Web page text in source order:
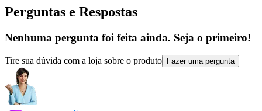
Perguntas e Respostas
Nenhuma pergunta foi feita ainda. Seja o primeiro!
Tire sua dúvida com a loja sobre o produto Fazer uma pergunta